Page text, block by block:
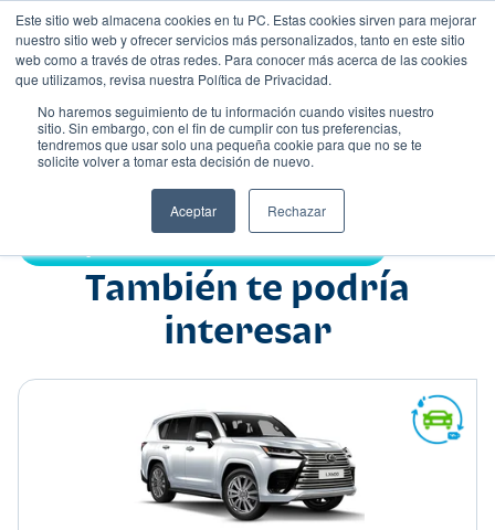
Este sitio web almacena cookies en tu PC. Estas cookies sirven para mejorar
nuestro sitio web y ofrecer servicios más personalizados, tanto en este sitio
web como a través de otras redes. Para conocer más acerca de las cookies
que utilizamos, revisa nuestra Política de Privacidad.
No haremos seguimiento de tu información cuando visites nuestro
sitio. Sin embargo, con el fin de cumplir con tus preferencias,
tendremos que usar solo una pequeña cookie para que no se te
solicite volver a tomar esta decisión de nuevo.
Aceptar Rechazar
Nombre
También te podría
interesar